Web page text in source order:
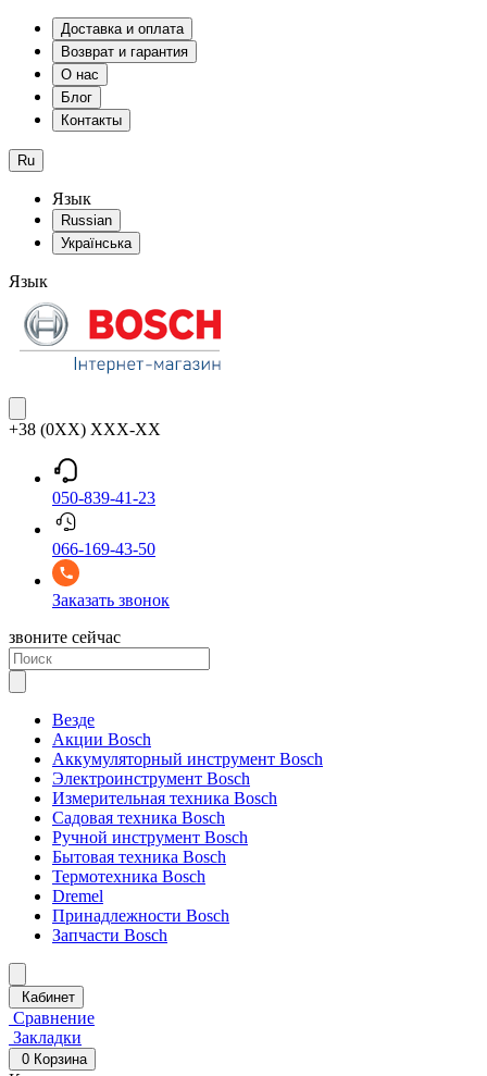
Доставка и оплата
Возврат и гарантия
О нас
Блог
Контакты
Ru
Язык
Russian
Українська
Язык
+38 (0XX) XXX-XX
050-839-41-23
066-169-43-50
Заказать звонок
звоните сейчас
Везде
Акции Bosch
Аккумуляторный инструмент Bosch
Электроинструмент Bosch
Измерительная техника Bosch
Садовая техника Bosch
Ручной инструмент Bosch
Бытовая техника Bosch
Термотехника Bosch
Dremel
Принадлежности Bosch
Запчасти Bosch
Кабинет
Сравнение
Закладки
0 Корзина